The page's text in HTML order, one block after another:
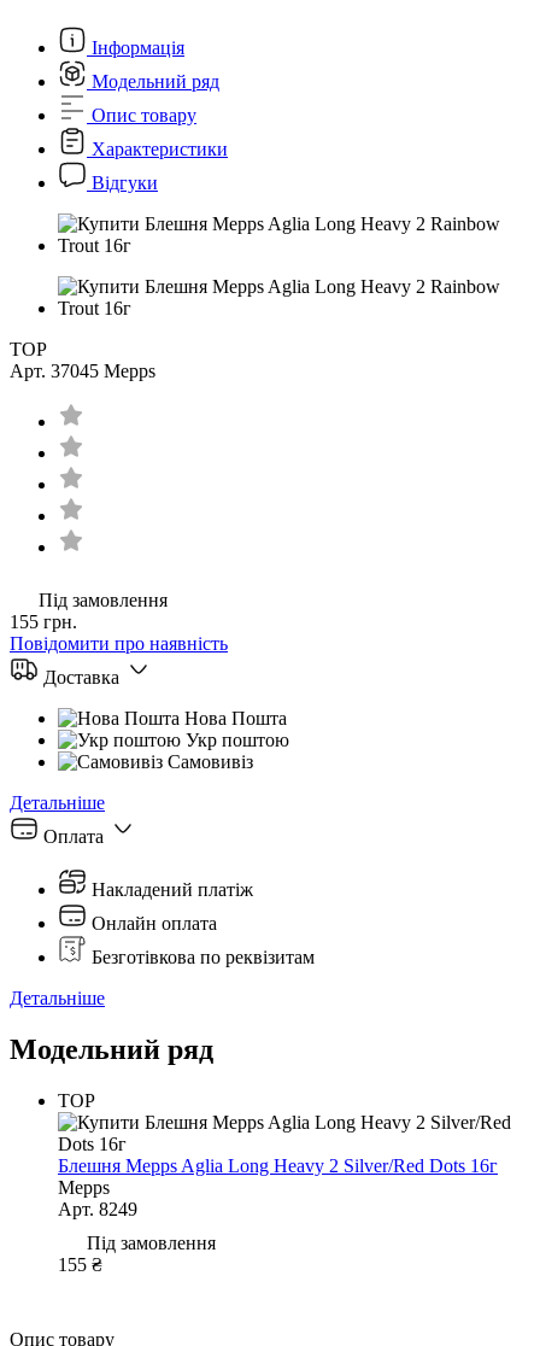
Інформація
Модельний ряд
Опис товару
Характеристики
Відгуки
TOP
Арт. 37045 Mepps
Під замовлення
155 грн.
Повідомити про наявність
Доставка
Нова Пошта
Укр поштою
Самовивіз
Детальніше
Оплата
Накладений платіж
Онлайн оплата
Безготівкова по реквізитам
Детальніше
Модельний ряд
TOP
Блешня Mepps Aglia Long Heavy 2 Silver/Red Dots 16г
Mepps
Арт. 8249
Під замовлення
155 ₴
Опис товару